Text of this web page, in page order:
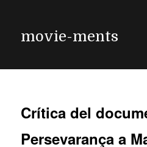
movie-ments
Crítica del
Persevarança a